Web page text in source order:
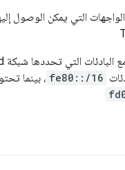
التي يمكن الوصول
fe80::/16